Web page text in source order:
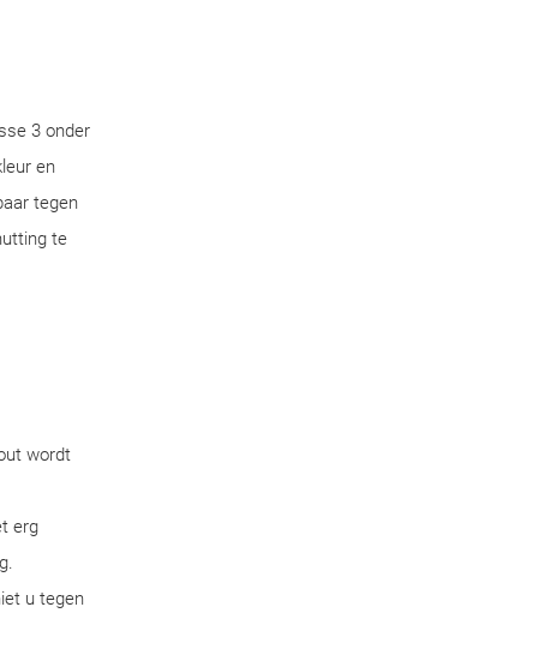
3 onder
en
tegen
te
wordt
erg
u tegen